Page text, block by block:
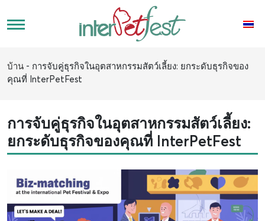
บ้าน - การจับคู่ธุรกิจในอุตสาหกรรมสัตว์เลี้ยง: ยกระดับธุรกิจของ
คุณที่ InterPetFest
การจับคู่ธุรกิจในอุตสาหกรรมสัตว์เลี้ยง:
ยกระดับธุรกิจของคุณที่ InterPetFest